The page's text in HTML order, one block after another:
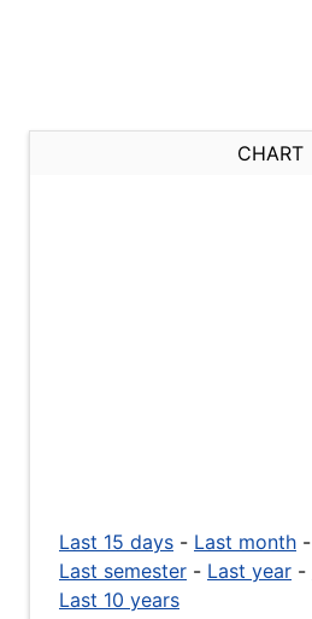
CHART
Last 15 days - Last month -
Last semester - Last year -
Last 10 years